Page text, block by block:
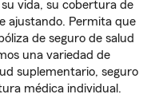
vida, su cobertura de
ajustando. Permita que
de seguro de salud
una variedad de
suplementario, seguro
médica individual.